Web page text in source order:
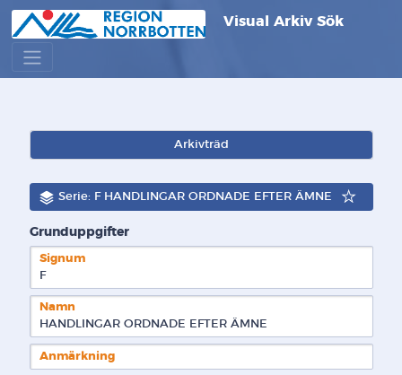
Visual Arkiv Sök
Arkivträd
Serie: F HANDLINGAR ORDNADE EFTER ÄMNE
Grunduppgifter
Signum
F
Namn
HANDLINGAR ORDNADE EFTER ÄMNE
Anmärkning